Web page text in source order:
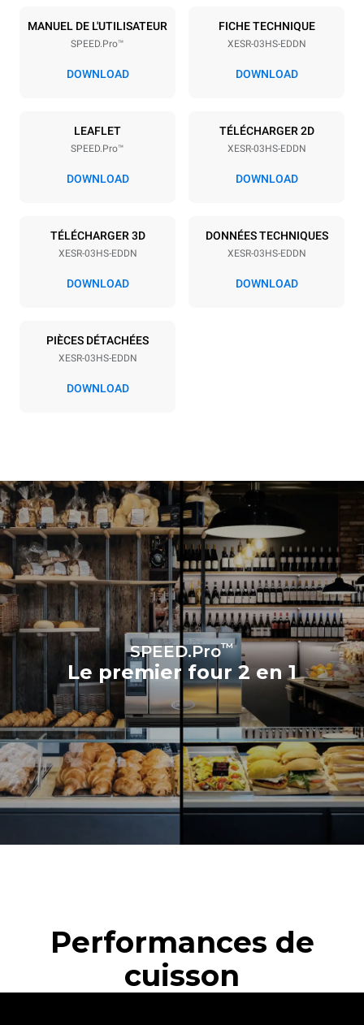
3 460x330
Espace entre les plaques
380-415VV 3N~ / 220-
240VV 3~ / 220-240VV
6,6 kW
50 Hz NON INCLUS
Consommation en kWh
15,9 kWh/jour
d'acheter de l'énergie
produite à partir de sources
renouvelables.
Greenhouse
Gas Protocol
Estimation calculée sur la base
d'une utilisation quotidienne du
four (300 jours/an) :
3h de cuisson en mode
MULTI-Speed
4h en mode MULTI.Speed
portion individuelle
1h en mode convection en
pleine charge
MANUEL DE L'UTILISATEUR
SPEED.Pro™
DOWNLOAD
FICHE TECHNIQUE
XESR-03HS-EDDN
DOWNLOAD
LEAFLET
SPEED.Pro™
DOWNLOAD
TÉLÉCHARGER 2D
XESR-03HS-EDDN
DOWNLOAD
TÉLÉCHARGER 3D
XESR-03HS-EDDN
DOWNLOAD
DONNÉES TECHNIQUES
XESR-03HS-EDDN
DOWNLOAD
PIÈCES DÉTACHÉES
XESR-03HS-EDDN
DOWNLOAD
SPEED.Pro™
Le premier four 2 en 1
Performances de
cuisson